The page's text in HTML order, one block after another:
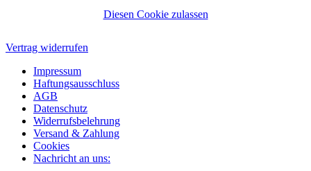
Diesen Cookie zulassen
Vertrag widerrufen
Impressum
Haftungsausschluss
AGB
Datenschutz
Widerrufsbelehrung
Versand & Zahlung
Cookies
Nachricht an uns: